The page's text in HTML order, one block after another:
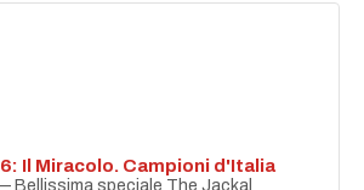
Il Miracolo. Campioni d'Italia
Bellissima speciale The Jackal